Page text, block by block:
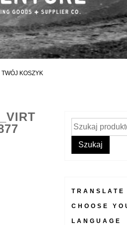
TWÓJ KOSZYK
Szukaj:
Szukaj
TRANSLATE
CHOOSE
LANGUAGE